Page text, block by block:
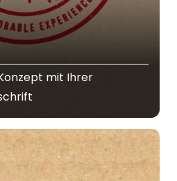
mit Ihrer